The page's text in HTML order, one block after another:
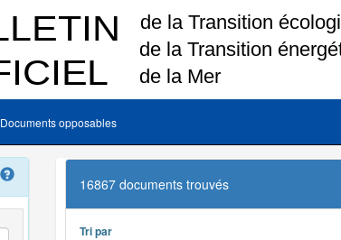
Documents opposables
16867 documents trouvés
Tri par